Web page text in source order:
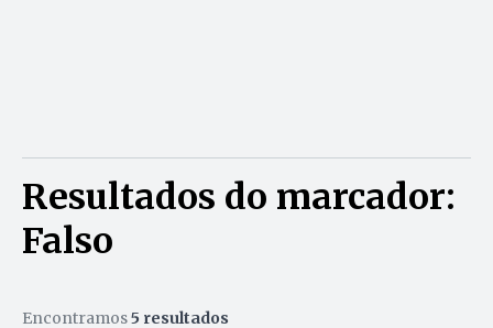
Resultados do marcador:
Falso
Encontramos5 resultados